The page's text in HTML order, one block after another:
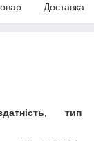
Доставка
тип